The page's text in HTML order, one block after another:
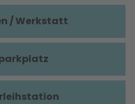
/ Werkstatt